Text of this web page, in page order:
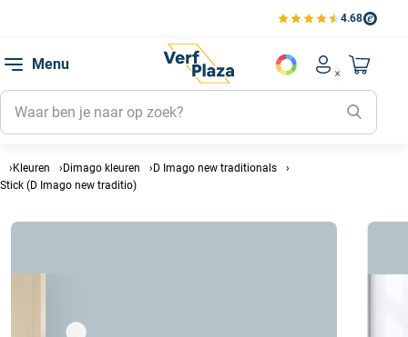
4.68
Bekijk de verfplaza
Menu
Account
Mijn
Mijn
Mijn
Naar
Kleuren Dimago kleuren
D Imago new traditionals
Stick (D Imago new traditio)